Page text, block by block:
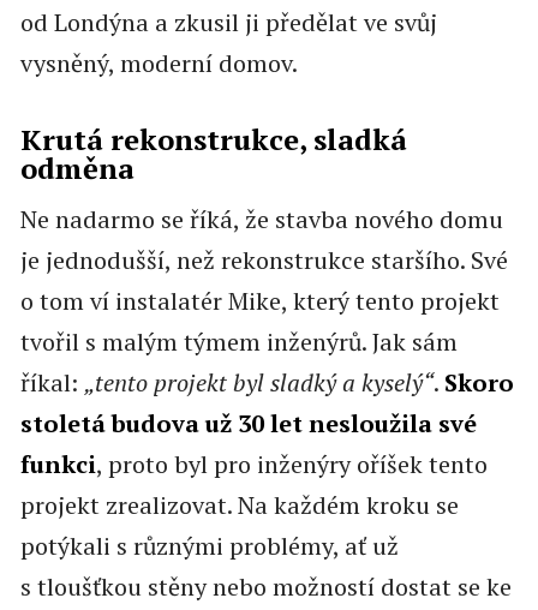
od Londýna a zkusil ji předělat ve svůj
vysněný, moderní domov.
Krutá rekonstrukce, sladká
odměna
Ne nadarmo se říká, že stavba nového domu
je jednodušší, než rekonstrukce staršího. Své
o tom ví instalatér Mike, který tento projekt
tvořil s malým týmem inženýrů. Jak sám
říkal: „tento projekt byl sladký a kyselý“. Skoro
stoletá budova už 30 let nesloužila své
funkci, proto byl pro inženýry oříšek tento
projekt zrealizovat. Na každém kroku se
potýkali s různými problémy, ať už
s tloušťkou stěny nebo možností dostat se ke